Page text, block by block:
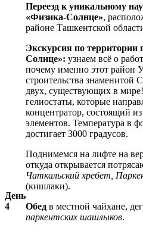
День
4
Переезд к уникальному
«Физика-Солнце»,
районе Ташкентской
Экскурсия по территории
Солнце»: узнаем всё о
почему именно этот район
строительства знаменитой
двух, существующих в
гелиостаты, которые
концентратор, состоящий
элементов. Температура в
достигает 3000 градусов.
Поднимемся на лифте на
откуда открывается
Чаткальский хребет,
(кишлаки).
Обед в местной чайхане,
паркентских шашлыков.